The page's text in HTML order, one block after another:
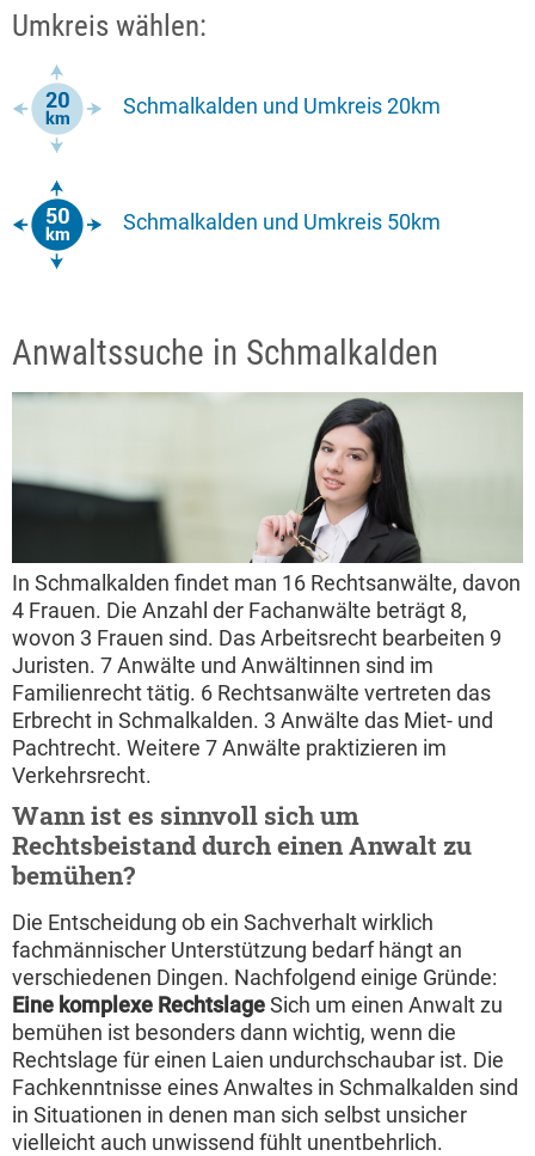
Umkreis wählen:
Schmalkalden und Umkreis 20km
Schmalkalden und Umkreis 50km
Anwaltssuche in Schmalkalden
In Schmalkalden findet man 16 Rechtsanwälte, davon
4 Frauen. Die Anzahl der Fachanwälte beträgt 8,
wovon 3 Frauen sind. Das Arbeitsrecht bearbeiten 9
Juristen. 7 Anwälte und Anwältinnen sind im
Familienrecht tätig. 6 Rechtsanwälte vertreten das
Erbrecht in Schmalkalden. 3 Anwälte das Miet- und
Pachtrecht. Weitere 7 Anwälte praktizieren im
Verkehrsrecht.
Wann ist es sinnvoll sich um
Rechtsbeistand durch einen Anwalt zu
bemühen?
Die Entscheidung ob ein Sachverhalt wirklich
fachmännischer Unterstützung bedarf hängt an
verschiedenen Dingen. Nachfolgend einige Gründe:
Eine komplexe RechtslageSich um einen Anwalt zu
bemühen ist besonders dann wichtig, wenn die
Rechtslage für einen Laien undurchschaubar ist. Die
Fachkenntnisse eines Anwaltes in Schmalkalden sind
in Situationen in denen man sich selbst unsicher
vielleicht auch unwissend fühlt unentbehrlich.